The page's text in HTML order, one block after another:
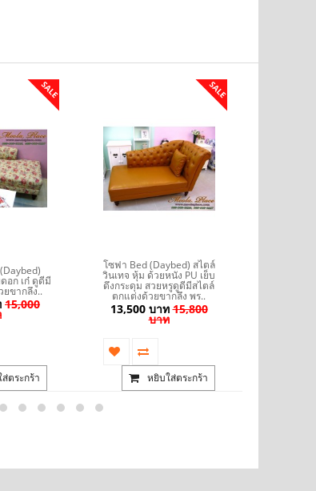
SALE
อก เก๋ ดูดีมี
ขากลึง..
15,000
ตระกร้า
SALE
โซฟา Bed (Daybed) สไตล์
วินเทจ หุ้ม ด้วยหนัง PU เย็บ
ดึงกระดุม สวยหรูดูดีมีสไตล์
ตกแต่งด้วยขากลึง พร..
13,500 บาท 15,800
บาท
หยิบใส่ตระกร้า